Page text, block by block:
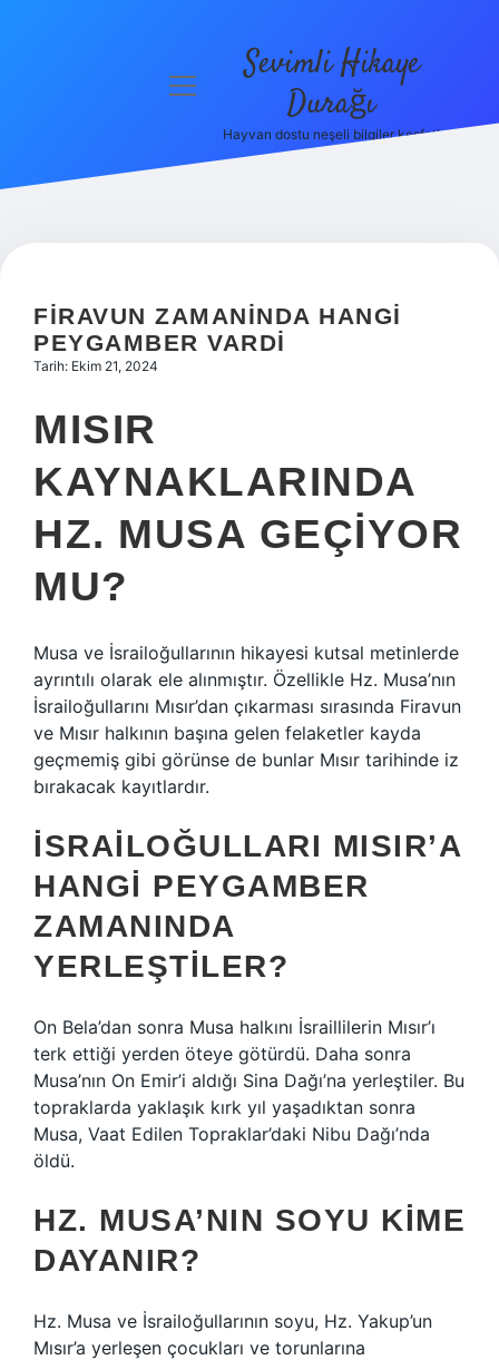
Hakkımızda
menüyü
Sevimli Hikaye
Durağı
Hayvan dostu neşeli bilgiler keşfet!
FIRAVUN ZAMANINDA HANGI
PEYGAMBER VARDI
Tarih: Ekim 21, 2024
MISIR
KAYNAKLARINDA
HZ. MUSA GEÇIYOR
MU?
Musa ve İsrailoğullarının hikayesi kutsal metinlerde
ayrıntılı olarak ele alınmıştır. Özellikle Hz. Musa’nın
İsrailoğullarını Mısır’dan çıkarması sırasında Firavun
ve Mısır halkının başına gelen felaketler kayda
geçmemiş gibi görünse de bunlar Mısır tarihinde iz
bırakacak kayıtlardır.
İSRAILOĞULLARI MISIR’A
HANGI PEYGAMBER
ZAMANINDA
YERLEŞTILER?
On Bela’dan sonra Musa halkını İsraillilerin Mısır’ı
terk ettiği yerden öteye götürdü. Daha sonra
Musa’nın On Emir’i aldığı Sina Dağı’na yerleştiler. Bu
topraklarda yaklaşık kırk yıl yaşadıktan sonra
Musa, Vaat Edilen Topraklar’daki Nibu Dağı’nda
öldü.
HZ. MUSA’NIN SOYU KIME
DAYANIR?
Hz. Musa ve İsrailoğullarının soyu, Hz. Yakup’un
Mısır’a yerleşen çocukları ve torunlarına